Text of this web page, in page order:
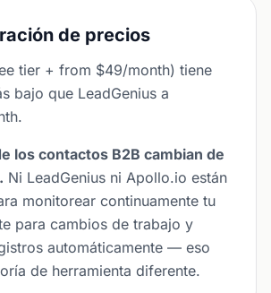
de precios
tier + from $49/month) tiene
bajo que LeadGenius a
los contactos B2B cambian de
Ni LeadGenius ni Apollo.io están
monitorear continuamente tu
para cambios de trabajo y
automáticamente — eso
de herramienta diferente.